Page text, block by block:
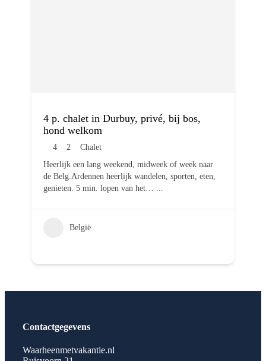
4 p. chalet in Durbuy, privé, bij bos,
hond welkom
4 2
Chalet
Heerlijk een lang weekend, midweek of week naar
de Belg.Ardennen heerlijk wandelen, sporten, eten,
genieten. 5 min. lopen van het… ...
België
Contactgegevens
Waarheenmetvakantie.nl